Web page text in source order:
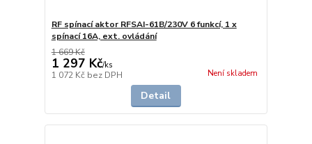
RF spínací aktor RFSAI-61B/230V 6 funkcí, 1 x
spínací 16A, ext. ovládání
1 669 Kč
1 297 Kč/ks
1 072 Kč bez DPH Není skladem
Detail